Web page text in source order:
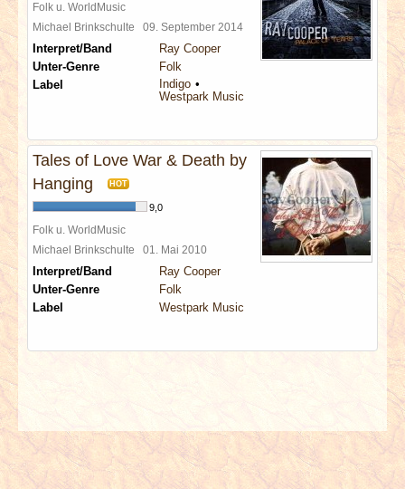
Folk u. WorldMusic
Michael Brinkschulte 09. September 2014
Interpret/Band
Ray Cooper
Unter-Genre
Folk
Label
Indigo
Westpark Music
Tales of Love War & Death by
Hanging
HOT
9,0
Folk u. WorldMusic
Michael Brinkschulte 01. Mai 2010
Interpret/Band
Ray Cooper
Unter-Genre
Folk
Label
Westpark Music